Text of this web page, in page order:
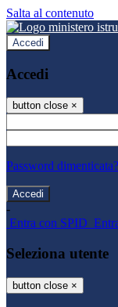
Salta al contenuto
Accedi
Accedi
button close ×
Password dimenticata?
-
Entra con SPID
Seleziona utente
button close ×